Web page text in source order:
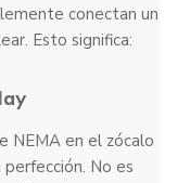
conectan un
Esto significa:
NEMA en el zócalo
No es